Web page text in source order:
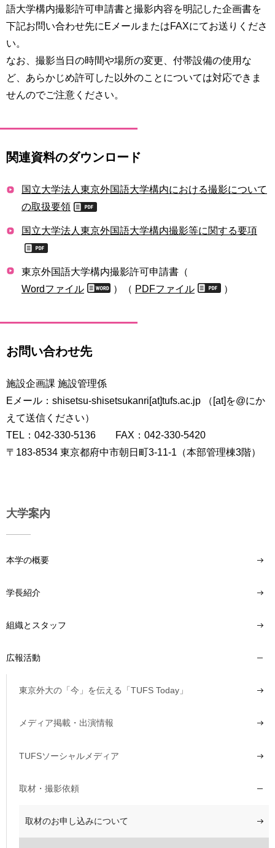
語大学構内撮影許可申請書と撮影内容を明記した企画書を
下記お問い合わせ先にEメールまたはFAXにてお送りくださ
い。
なお、撮影当日の時間や場所の変更、付帯設備の使用な
ど、あらかじめ許可した以外のことについては対応できま
せんのでご注意ください。
関連資料のダウンロード
国立大学法人東京外国語大学構内における撮影について
の取扱要領
国立大学法人東京外国語大学構内撮影等に関する要項
東京外国語大学構内撮影許可申請書（
Wordファイル
）（ PDFファイル ）
お問い合わせ先
施設企画課 施設管理係
Eメール：shisetsu-shisetsukanri[at]tufs.ac.jp （[at]を@にか
えて送信ください）
TEL：042-330-5136 FAX：042-330-5420
〒183-8534 東京都府中市朝日町3-11-1（本部管理棟3階）
大学案内
本学の概要
学長紹介
組織とスタッフ
広報活動
東京外大の「今」を伝える「TUFS Today」
メディア掲載・出演情報
TUFSソーシャルメディア
取材・撮影依頼
取材のお申し込みについて